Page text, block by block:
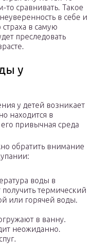
то сравнивать. Такое
в себе и
страха в самую
преследовать
у
у детей возникает
находится в
привычная среда
обратить внимание
воды в
термический
или горячей воды.
в ванну.
неожиданно.